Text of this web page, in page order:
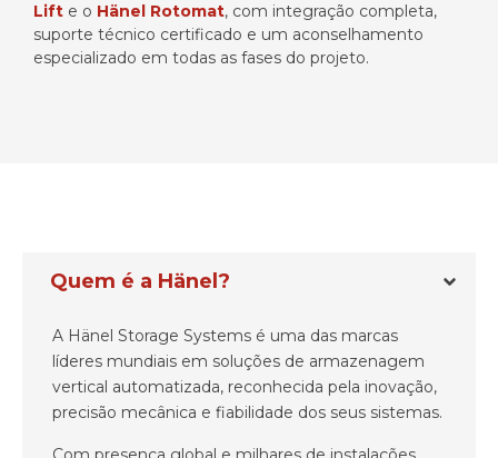
Lift e o Hänel Rotomat, com integração completa,
suporte técnico certificado e um aconselhamento
especializado em todas as fases do projeto.
Quem é a Hänel?
A Hänel Storage Systems é uma das marcas
líderes mundiais em soluções de armazenagem
vertical automatizada, reconhecida pela inovação,
precisão mecânica e fiabilidade dos seus sistemas.